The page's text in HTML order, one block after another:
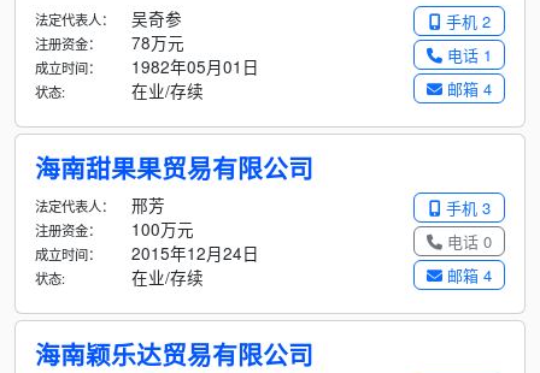
手机 2
电话 1
邮箱 4
法定代表人： 吴奇参
注册资金： 78万元
成立时间： 1982年05月01日
状态: 在业/存续
海南甜果果贸易有限公司
手机 3
电话 0
邮箱 4
法定代表人： 邢芳
注册资金： 100万元
成立时间： 2015年12月24日
状态: 在业/存续
海南颖乐达贸易有限公司